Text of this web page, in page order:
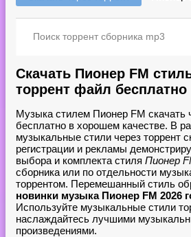
Скачать Пионер FM
торрент файл бесплатно
Музыка стилем Пионер FM скачать
бесплатно в хорошем качестве. В
музыкальные стили через торрент
регистрации и рекламы
выбора и комплекта стиля Пионер
сборника или по отдельности
торрентом. Перемешанный стиль
новинки музыка Пионер FM 2026
Используйте музыкальные стили
наслаждайтесь лучшими
произведениями.